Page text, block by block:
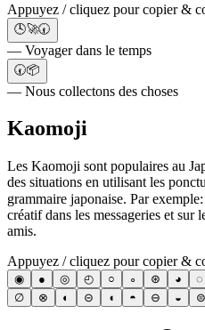
Appuyez / cliquez pour copier &
🕓🚀🕢
— Voyager dans le temps
🕢📦
— Nous collectons des choses
Kaomoji
Les Kaomoji sont populaires au
des situations en utilisant les
grammaire japonaise. Par
créatif dans les messageries et sur
amis.
Appuyez / cliquez pour copier &
◉ ● ◎ ◴ ○ ∘ ⊛ ◕ ◌
∅
⊗ ◐ ⊝ ◖ ◓ ⊖ ◒ ⊜